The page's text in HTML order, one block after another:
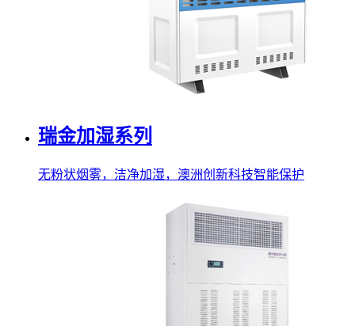
瑞金加湿系列
无粉状烟雾，洁净加湿，澳洲创新科技智能保护